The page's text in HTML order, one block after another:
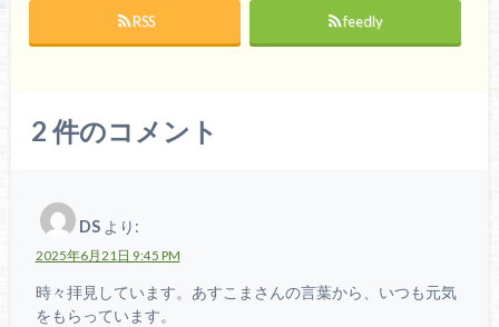
RSS feedly
2 件のコメント
DS より:
2025年6月21日 9:45 PM
時々拝見しています。あすこまさんの言葉から、いつも元気
をもらっています。